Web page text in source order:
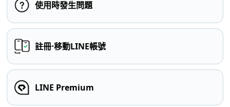
使用時發生問題
註冊⋅移動LINE帳號
LINE Premium